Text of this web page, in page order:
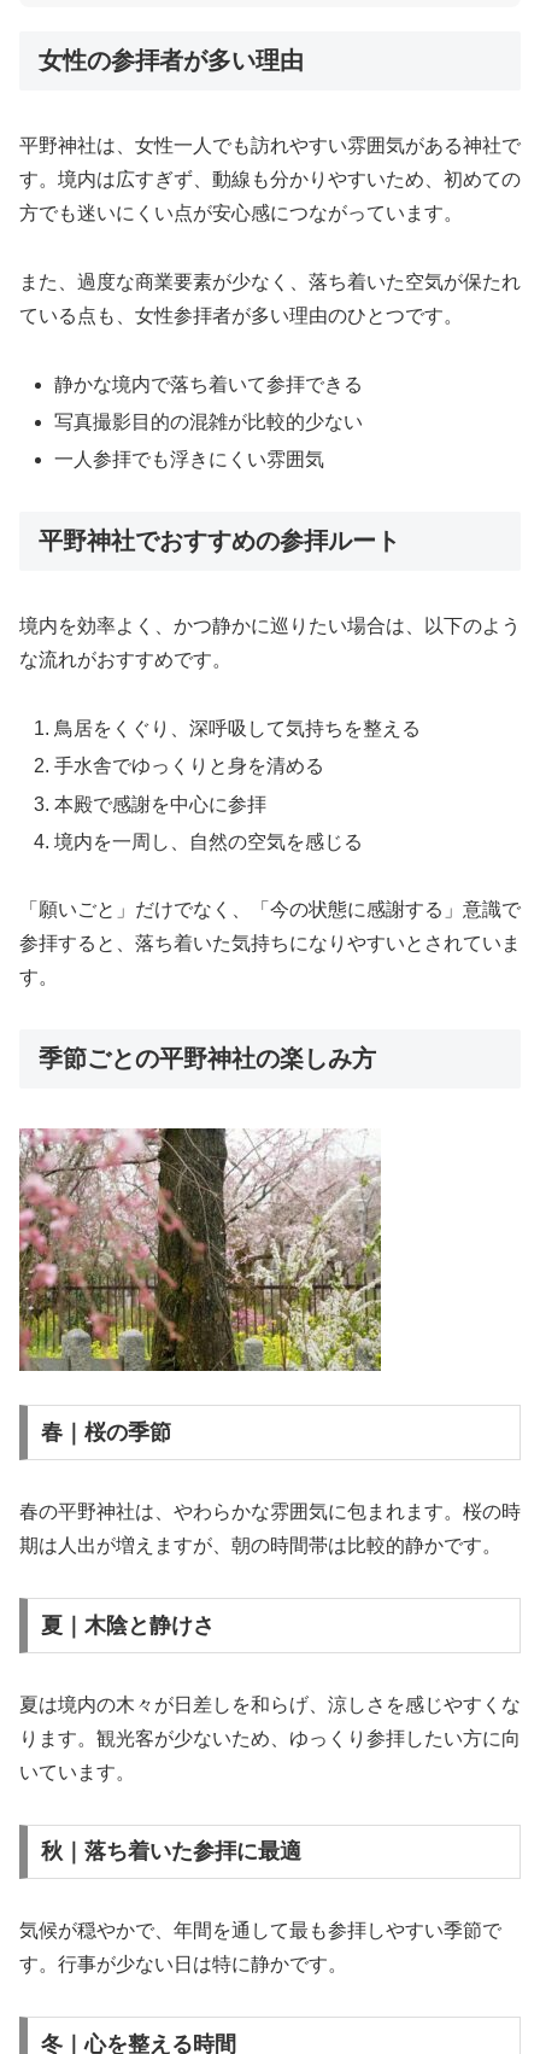
女性の参拝者が多い理由
平野神社は、女性一人でも訪れやすい雰囲気がある神社で
す。境内は広すぎず、動線も分かりやすいため、初めての
方でも迷いにくい点が安心感につながっています。
また、過度な商業要素が少なく、落ち着いた空気が保たれ
ている点も、女性参拝者が多い理由のひとつです。
静かな境内で落ち着いて参拝できる
写真撮影目的の混雑が比較的少ない
一人参拝でも浮きにくい雰囲気
平野神社でおすすめの参拝ルート
境内を効率よく、かつ静かに巡りたい場合は、以下のよう
な流れがおすすめです。
鳥居をくぐり、深呼吸して気持ちを整える
手水舎でゆっくりと身を清める
本殿で感謝を中心に参拝
境内を一周し、自然の空気を感じる
「願いごと」だけでなく、「今の状態に感謝する」意識で
参拝すると、落ち着いた気持ちになりやすいとされていま
す。
季節ごとの平野神社の楽しみ方
春｜桜の季節
春の平野神社は、やわらかな雰囲気に包まれます。桜の時
期は人出が増えますが、朝の時間帯は比較的静かです。
夏｜木陰と静けさ
夏は境内の木々が日差しを和らげ、涼しさを感じやすくな
ります。観光客が少ないため、ゆっくり参拝したい方に向
いています。
秋｜落ち着いた参拝に最適
気候が穏やかで、年間を通して最も参拝しやすい季節で
す。行事が少ない日は特に静かです。
冬｜心を整える時間